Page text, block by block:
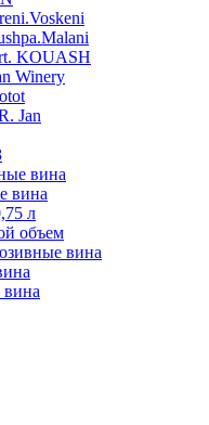
KOUASH
Winery
Jan
вина
вина
л
объем
вина